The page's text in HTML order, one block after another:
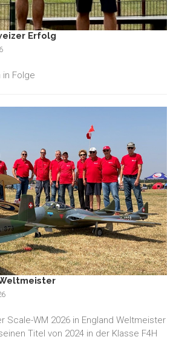
Erfolg
Folge
Scale-WM 2026 in England Weltmeister
Titel von 2024 in der Klasse F4H